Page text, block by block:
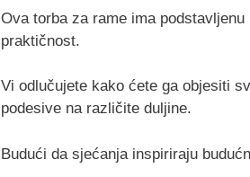
Ova torba za rame ima
praktičnost.
Vi odlučujete kako ćete ga objesiti
podesive na različite duljine.
Budući da sjećanja inspiriraju